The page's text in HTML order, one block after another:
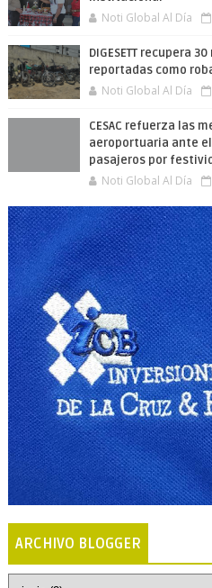
Noti Global Al Día
DIGESETT recupera
reportadas como
Noti Global Al Día
CESAC refuerza las
aeroportuaria ante
pasajeros por
Noti Global Al Día
ARCHIVO BLOGGER